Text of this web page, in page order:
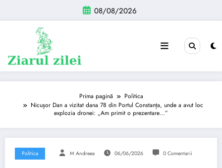
conținut
08/08/2026
Prima pagină
Politica
Nicușor Dan a vizitat dana 78 din Portul Constanța, unde a avut loc
explozia dronei: „Am primit o prezentare…”
Politica M Andreea 06/06/2026 0 Comentarii